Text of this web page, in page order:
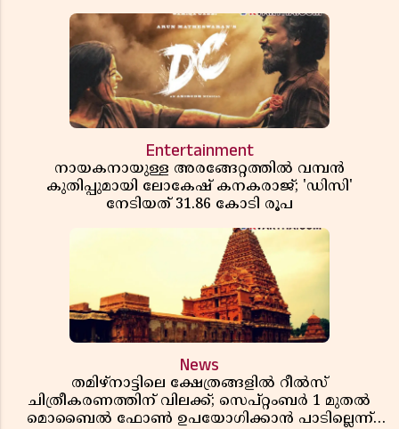
Entertainment
നായകനായുള്ള അരങ്ങേറ്റത്തിൽ വമ്പൻ
കുതിപ്പുമായി ലോകേഷ് കനകരാജ്; 'ഡിസി'
നേടിയത് 31.86 കോടി രൂപ
News
തമിഴ്‌നാട്ടിലെ ക്ഷേത്രങ്ങളിൽ റീൽസ്
ചിത്രീകരണത്തിന് വിലക്ക്; സെപ്റ്റംബർ 1 മുതൽ
മൊബൈൽ ഫോൺ ഉപയോഗിക്കാൻ പാടില്ലെന്ന്